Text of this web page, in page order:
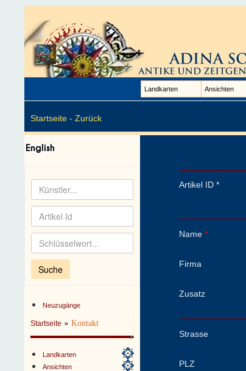
Landkarten Ansichten
Startseite - Zurück
Neuzugänge
Startseite »Kontakt
Landkarten
Ansichten
Artikel ID *
Name *
Firma
Zusatz
Strasse
PLZ